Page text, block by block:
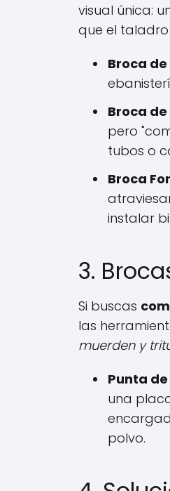
visual única:
que el taladro
Broca
Broca
pero
tubos o
Broca
instalar
3.
Si buscas
las
muerden y
Punta
una
polvo.